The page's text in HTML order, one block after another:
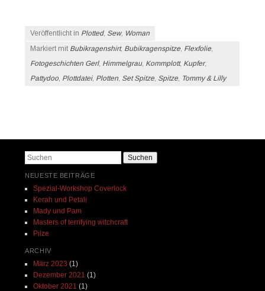
Veröffentlicht in Plotted, Sew, Woman
Markiert mit Bubikragenshirt, Bubikragenspitze, Flexfolie,
Fotogeschichten Gerl, Himmelgrau, Kommplott, Kupfer,
Pattydoo, Plottdatei, Plotten, Set Spitze, Spitze, Tommy & Lilly
Suchen
NEUESTE BEITRÄGE
Spezial-Workshop Coverlock
Kerah und Petali
Mady und Pam
Masters of terrifying witchcraft
Pilze
ARCHIV
März 2023 (1)
Dezember 2021 (1)
Oktober 2021 (1)